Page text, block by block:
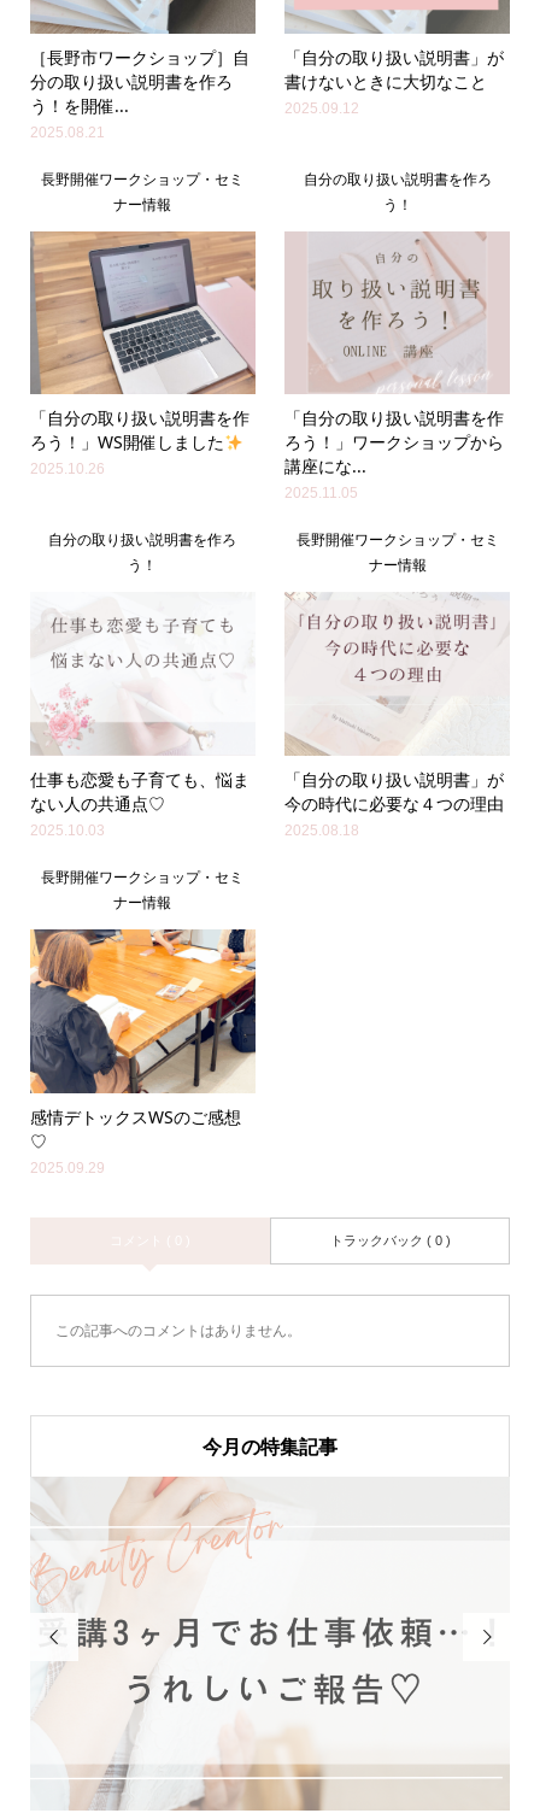
［長野市ワークショップ］自
分の取り扱い説明書を作ろ
う！を開催...
2025.08.21
「自分の取り扱い説明書」が
書けないときに大切なこと
2025.09.12
長野開催ワークショップ・セミ
ナー情報
「自分の取り扱い説明書を作
ろう！」WS開催しました
2025.10.26
自分の取り扱い説明書を作ろ
う！
「自分の取り扱い説明書を作
ろう！」ワークショップから
講座にな...
2025.11.05
自分の取り扱い説明書を作ろ
う！
仕事も恋愛も子育ても、悩ま
ない人の共通点♡
2025.10.03
長野開催ワークショップ・セミ
ナー情報
「自分の取り扱い説明書」が
今の時代に必要な４つの理由
2025.08.18
長野開催ワークショップ・セミ
ナー情報
感情デトックスWSのご感想
♡
2025.09.29
トラックバック ( 0 )
この記事へのコメントはありません。
今月の特集記事
 